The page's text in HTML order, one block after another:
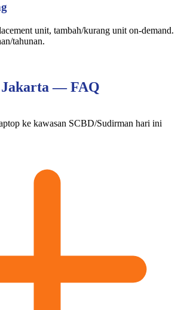
unit, tambah/kurang unit on-demand.
tahunan.
Jakarta — FAQ
ke kawasan SCBD/Sudirman hari ini